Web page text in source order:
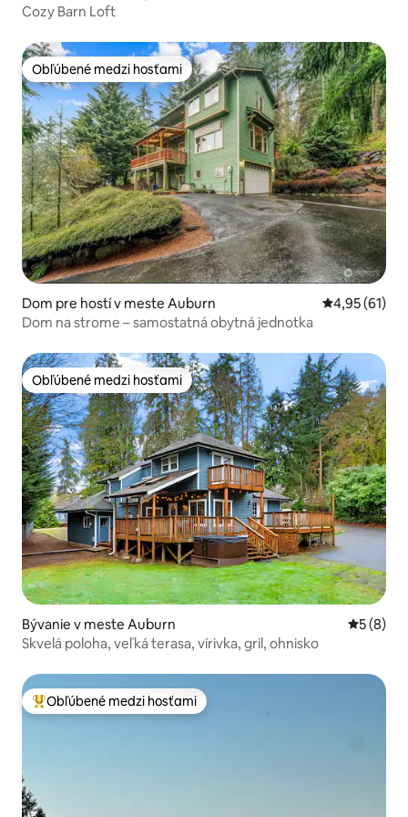
Cozy Barn Loft
Obľúbené medzi hosťami
Obľúbené medzi hosťami
Dom pre hostí v meste Auburn Priemerné
4,95 (61)
Dom na strome – samostatná obytná jednotka
Obľúbené medzi hosťami
Obľúbené medzi hosťami
Bývanie v meste Auburn
5 (8)
Skvelá poloha, veľká terasa, vírivka, gril, ohnisko
Najobľúbenejšie medzi hosťami
Obľúbené medzi hosťami